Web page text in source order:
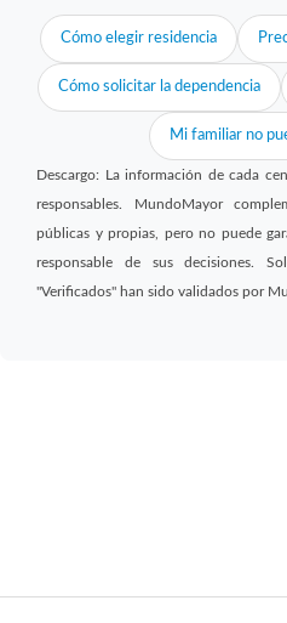
Cómo elegir residencia
Cómo solicitar la dependencia
Mi familiar no
Descargo: La información de cada
responsables. MundoMayor
públicas y propias, pero no puede
responsable de sus decisiones.
"Verificados" han sido validados por